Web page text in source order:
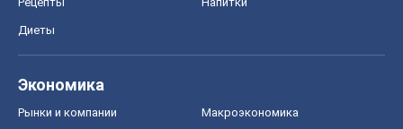
Диеты
Экономика
Рынки и компании Mакроэкономика